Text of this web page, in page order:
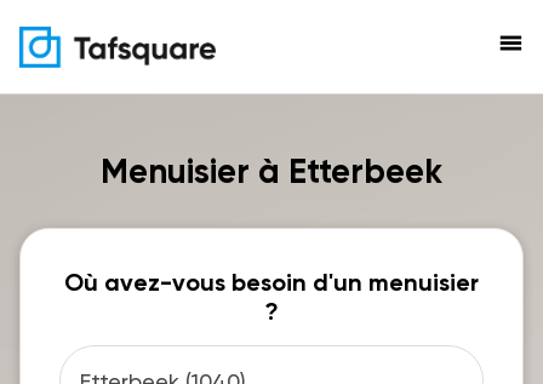
menu
Menuisier à Etterbeek
Où avez-vous besoin d'un menuisier
?